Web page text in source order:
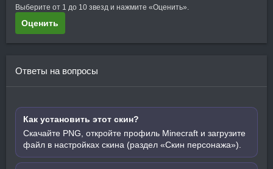
Выберите от 1 до 10 звезд и нажмите «Оценить».
Оценить
Ответы на вопросы
Как установить этот скин?
Скачайте PNG, откройте профиль Minecraft и загрузите
файл в настройках скина (раздел «Скин персонажа»).